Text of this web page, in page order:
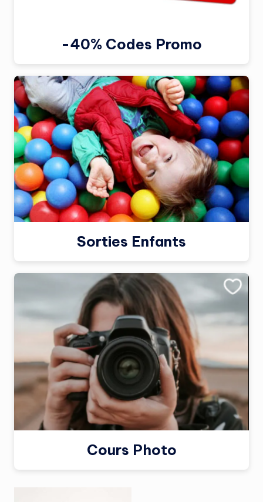
-40% Codes Promo
Sorties Enfants
Cours Photo